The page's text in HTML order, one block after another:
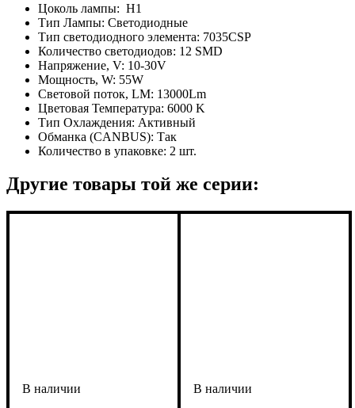
Цоколь лампы: H1
Тип Лампы: Светодиодные
Тип светодиодного элемента: 7035CSP
Количество светодиодов: 12 SMD
Напряжение, V: 10-30V
Мощность, W: 55W
Световой поток, LM: 13000Lm
Цветовая Температура: 6000 K
Тип Охлаждения: Активный
Обманка (CANBUS): Так
Количество в упаковке: 2 шт.
Другие товары той же серии: